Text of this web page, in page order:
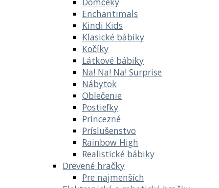
Enchantimals
Kindi Kids
Klasické bábiky
Kočíky
Látkové bábiky
Na! Na! Na! Surprise
Nábytok
Oblečenie
Postieľky
Princezné
Príslušenstvo
Rainbow High
Realistické bábiky
Drevené hračky
Pre najmenších